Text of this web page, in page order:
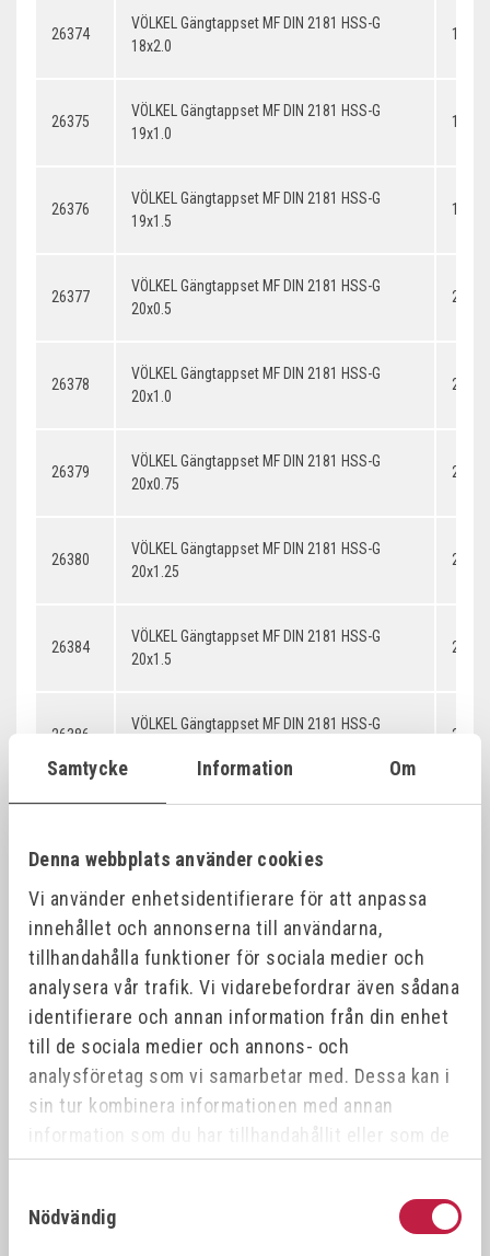
Samtycke Information Om
Denna webbplats använder cookies
Vi använder enhetsidentifierare för att anpassa
innehållet och annonserna till användarna,
tillhandahålla funktioner för sociala medier och
analysera vår trafik. Vi vidarebefordrar även sådana
identifierare och annan information från din enhet
till de sociala medier och annons- och
analysföretag som vi samarbetar med. Dessa kan i
sin tur kombinera informationen med annan
information som du har tillhandahållit eller som de
har samlat in när du har använt deras tjänster.
Nödvändig
26374
VÖLKEL Gängtappset MF DIN 2181 HSS-G
18x2.0
26375
VÖLKEL Gängtappset MF DIN 2181 HSS-G
19x1.0
26376
VÖLKEL Gängtappset MF DIN 2181 HSS-G
19x1.5
26377
VÖLKEL Gängtappset MF DIN 2181 HSS-G
20x0.5
26378
VÖLKEL Gängtappset MF DIN 2181 HSS-G
20x1.0
26379
VÖLKEL Gängtappset MF DIN 2181 HSS-G
20x0.75
26380
VÖLKEL Gängtappset MF DIN 2181 HSS-G
20x1.25
26384
VÖLKEL Gängtappset MF DIN 2181 HSS-G
20x1.5
26386
VÖLKEL Gängtappset MF DIN 2181 HSS-G
26388
VÖLKEL Gängtappset MF DIN 2181 HSS-G
21x1.5
26389
VÖLKEL Gängtappset MF DIN 2181 HSS-G
22x0.5
26390
VÖLKEL Gängtappset MF DIN 2181 HSS-G
22x1.0
VÖLKEL Gängtappset MF DIN 2181 HSS-G